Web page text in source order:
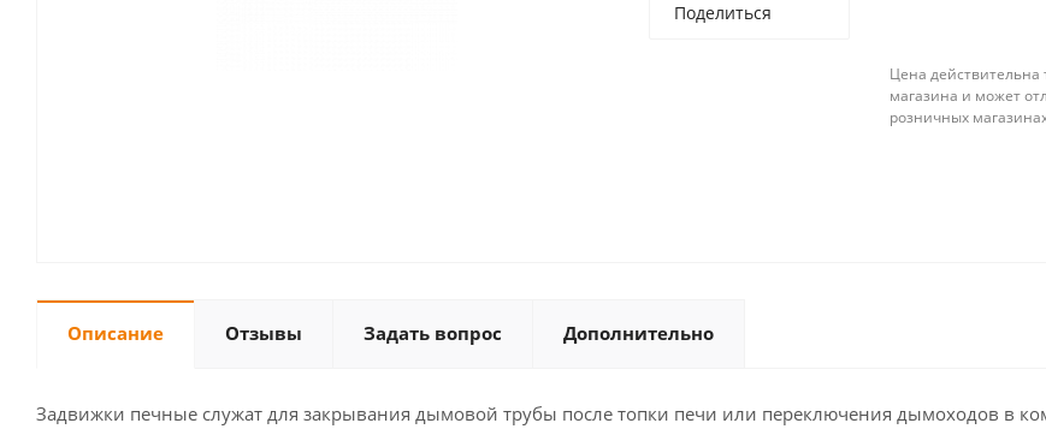
Поделиться
Цена действительна
магазина и может
розничных
Описание Отзывы Задать вопрос Дополнительно
Задвижки печные служат для закрывания дымовой трубы после топки печи или переключения дымоходов в